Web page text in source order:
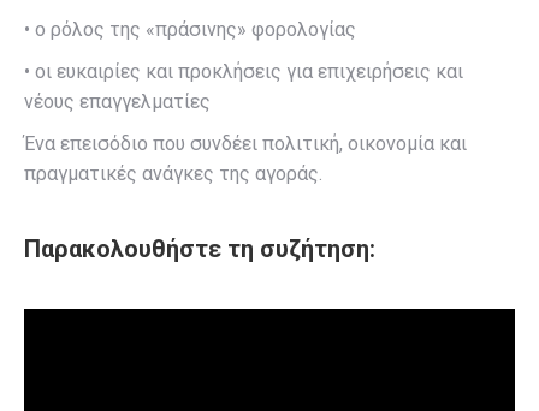
• ο ρόλος της «πράσινης» φορολογίας
• οι ευκαιρίες και προκλήσεις για επιχειρήσεις και
νέους επαγγελματίες
Ένα επεισόδιο που συνδέει πολιτική, οικονομία και
πραγματικές ανάγκες της αγοράς.
Παρακολουθήστε τη συζήτηση: